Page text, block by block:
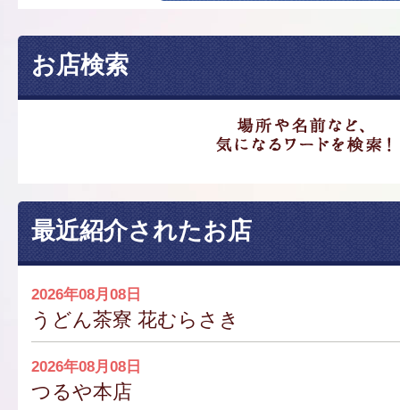
お店検索
最近紹介されたお店
2026年08月08日
うどん茶寮 花むらさき
2026年08月08日
つるや本店